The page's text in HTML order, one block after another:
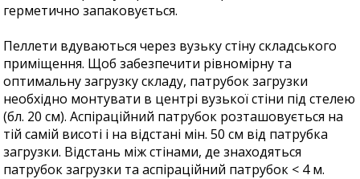
герметично запаковується.
Пеллети вдуваються через вузьку стіну складського
приміщення. Щоб забезпечити рівномірну та
оптимальну загрузку складу, патрубок загрузки
необхідно монтувати в центрі вузької стіни під стелею
(бл. 20 см). Аспіраційний патрубок розташовується на
тій самій висоті і на відстані мін. 50 см від патрубка
загрузки. Відстань між стінами, де знаходяться
патрубок загрузки та аспіраційний патрубок < 4 м.